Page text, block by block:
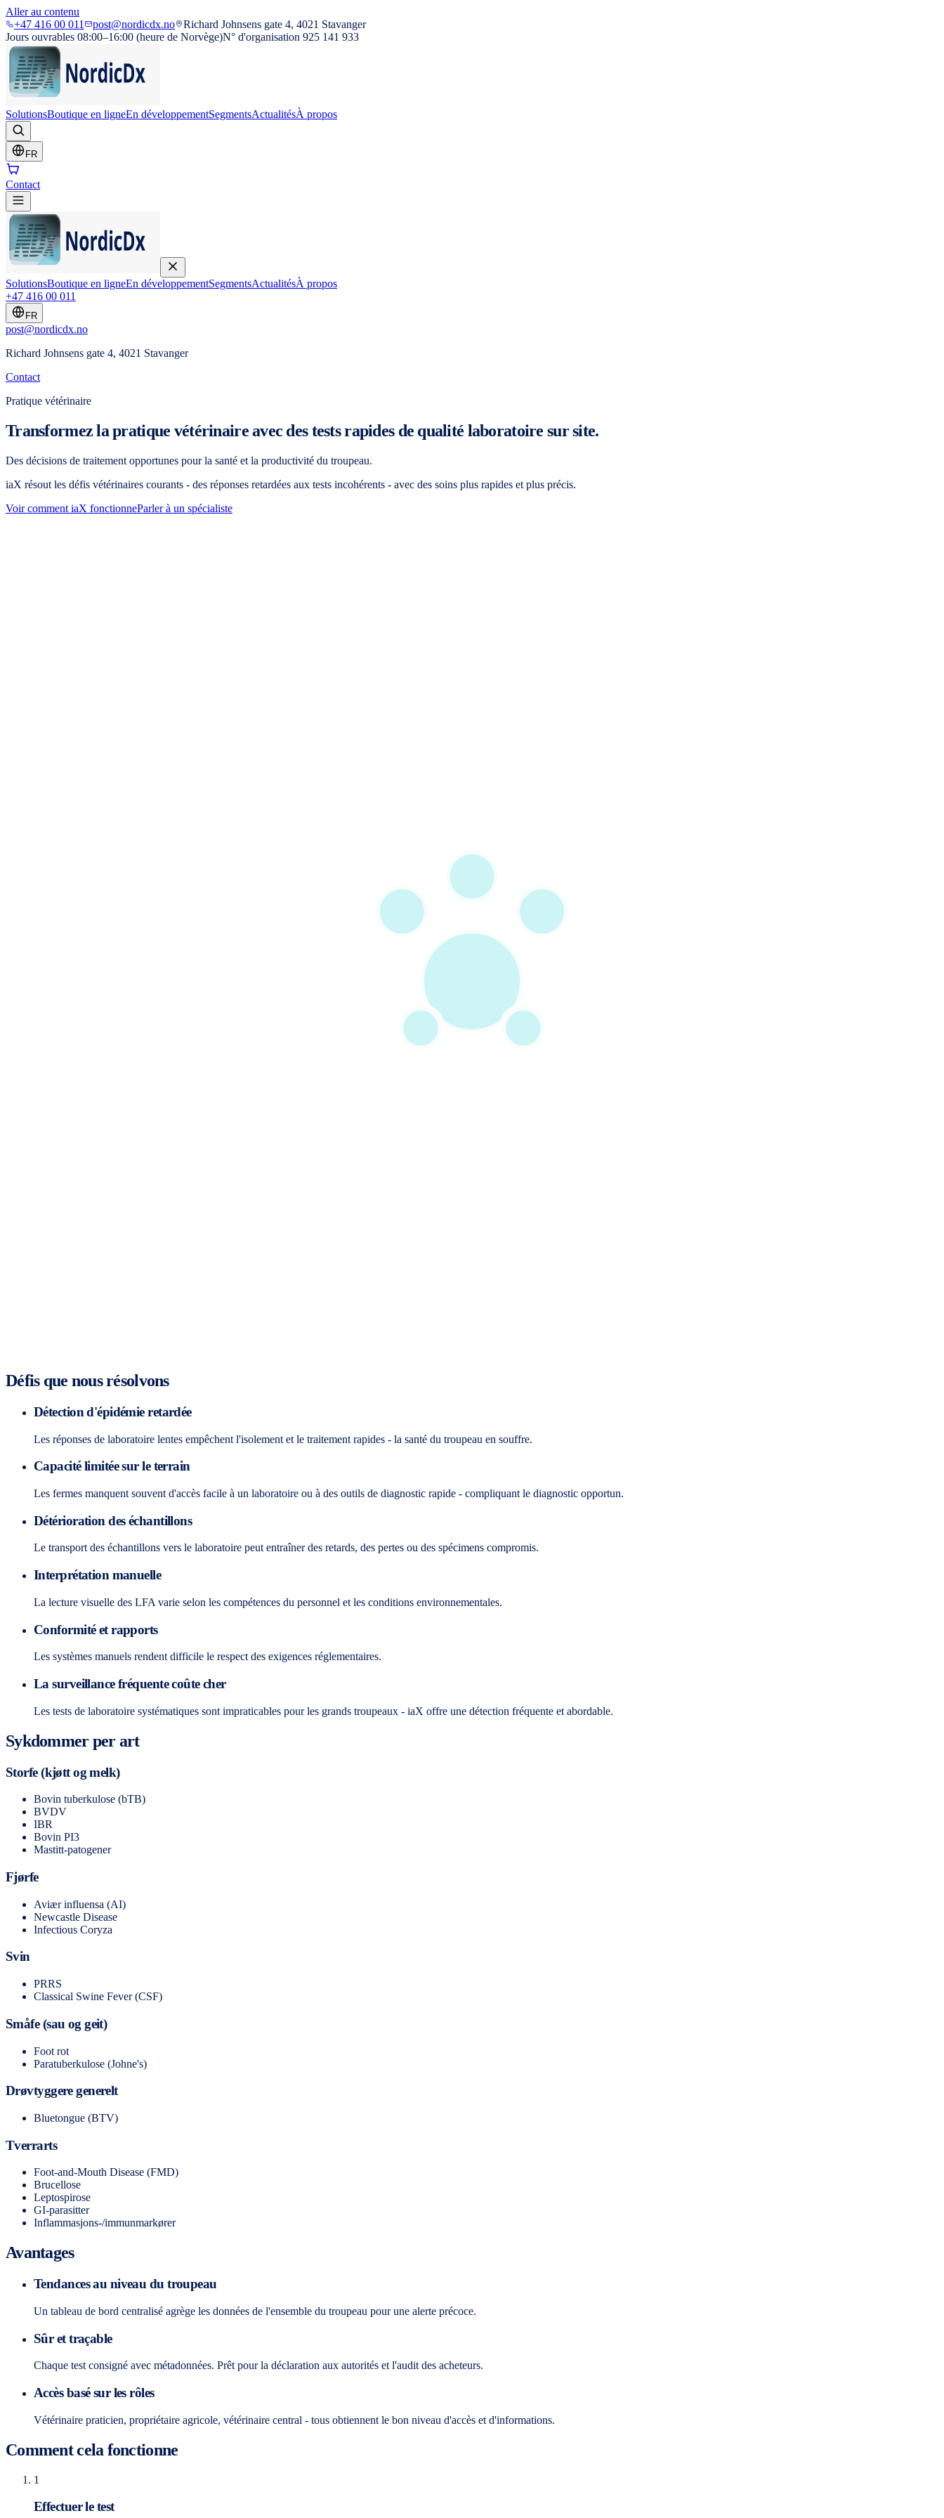
Aller au contenu
+47 416 00 011
post@nordicdx.no
Richard Johnsens gate 4, 4021 Stavanger
Jours ouvrables 08:00–16:00 (heure de Norvège)N° d'organisation 925 141 933
SolutionsBoutique en ligneEn développementSegmentsActualitésÀ propos
FR
Contact
SolutionsBoutique en ligneEn développementSegmentsActualitésÀ propos
+47 416 00 011
FR
post@nordicdx.no
Richard Johnsens gate 4, 4021 Stavanger
Contact
Pratique vétérinaire
Transformez la pratique vétérinaire avec des tests rapides de qualité laboratoire sur site.
Des décisions de traitement opportunes pour la santé et la productivité du troupeau.
iaX résout les défis vétérinaires courants - des réponses retardées aux tests incohérents - avec des soins plus rapides et plus précis.
Voir comment iaX fonctionneParler à un spécialiste
Défis que nous résolvons
Détection d'épidémie retardée
Les réponses de laboratoire lentes empêchent l'isolement et le traitement rapides - la santé du troupeau en souffre.
Capacité limitée sur le terrain
Les fermes manquent souvent d'accès facile à un laboratoire ou à des outils de diagnostic rapide - compliquant le diagnostic opportun.
Détérioration des échantillons
Le transport des échantillons vers le laboratoire peut entraîner des retards, des pertes ou des spécimens compromis.
Interprétation manuelle
La lecture visuelle des LFA varie selon les compétences du personnel et les conditions environnementales.
Conformité et rapports
Les systèmes manuels rendent difficile le respect des exigences réglementaires.
La surveillance fréquente coûte cher
Les tests de laboratoire systématiques sont impraticables pour les grands troupeaux - iaX offre une détection fréquente et abordable.
Sykdommer per art
Storfe (kjøtt og melk)
Bovin tuberkulose (bTB)
BVDV
IBR
Bovin PI3
Mastitt-patogener
Fjørfe
Aviær influensa (AI)
Newcastle Disease
Infectious Coryza
Svin
PRRS
Classical Swine Fever (CSF)
Småfe (sau og geit)
Foot rot
Paratuberkulose (Johne's)
Drøvtyggere generelt
Bluetongue (BTV)
Tverrarts
Foot-and-Mouth Disease (FMD)
Brucellose
Leptospirose
GI-parasitter
Inflammasjons-/immunmarkører
Avantages
Tendances au niveau du troupeau
Un tableau de bord centralisé agrège les données de l'ensemble du troupeau pour une alerte précoce.
Sûr et traçable
Chaque test consigné avec métadonnées. Prêt pour la déclaration aux autorités et l'audit des acheteurs.
Accès basé sur les rôles
Vétérinaire praticien, propriétaire agricole, vétérinaire central - tous obtiennent le bon niveau d'accès et d'informations.
Comment cela fonctionne
1
Effectuer le test